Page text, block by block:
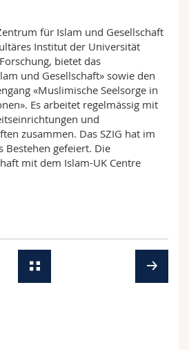
für Islam und Gesellschaft
Institut der Universität
bietet das
und Gesellschaft» sowie den
«Muslimische Seelsorge in
Es arbeitet regelmässig mit
und
zusammen. Das SZIG hat im
Bestehen gefeiert. Die
mit dem Islam-UK Centre